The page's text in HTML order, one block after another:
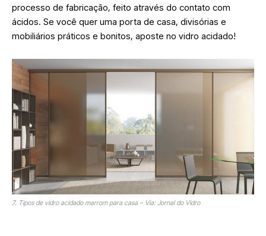
processo de fabricação, feito através do contato com
ácidos. Se você quer uma porta de casa, divisórias e
mobiliários práticos e bonitos, aposte no vidro acidado!
7. Tipos de vidro acidado marrom para casa – Via: Jornal do Vidro